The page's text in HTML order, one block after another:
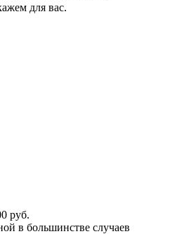
для вас.
руб.
в большинстве случаев